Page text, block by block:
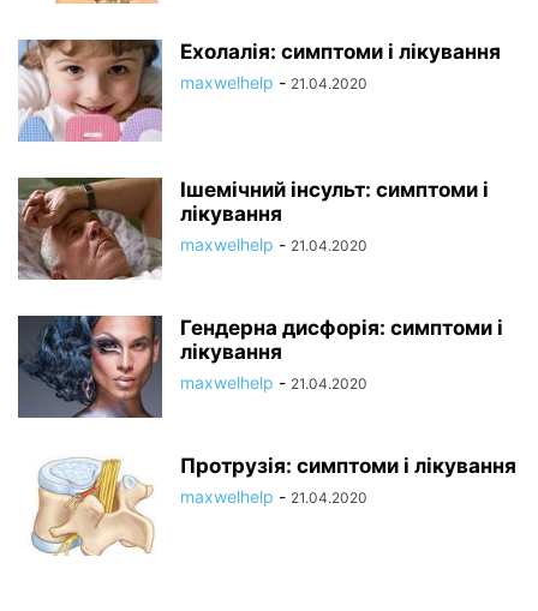
Ехолалія: симптоми і лікування
maxwelhelp - 21.04.2020
Ішемічний інсульт: симптоми і
лікування
maxwelhelp - 21.04.2020
Гендерна дисфорія: симптоми і
лікування
maxwelhelp - 21.04.2020
Протрузія: симптоми і лікування
maxwelhelp - 21.04.2020